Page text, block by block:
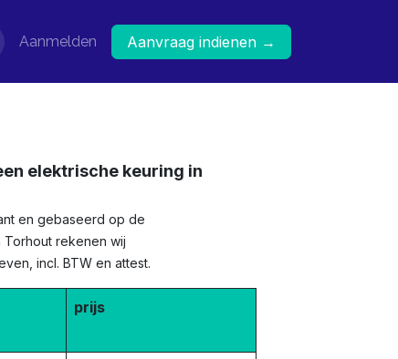
Aanmelden Aanvraag indienen →
elektrische keuring in
en gebaseerd op de
Torhout rekenen wij
incl. BTW en attest.
prijs